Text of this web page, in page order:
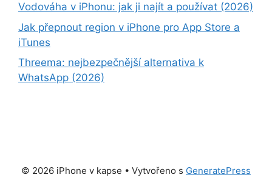
Vodováha v iPhonu: jak ji najít a používat (2026)
Jak přepnout region v iPhone pro App Store a
iTunes
Threema: nejbezpečnější alternativa k
WhatsApp (2026)
© 2026 iPhone v kapse • Vytvořeno s GeneratePress